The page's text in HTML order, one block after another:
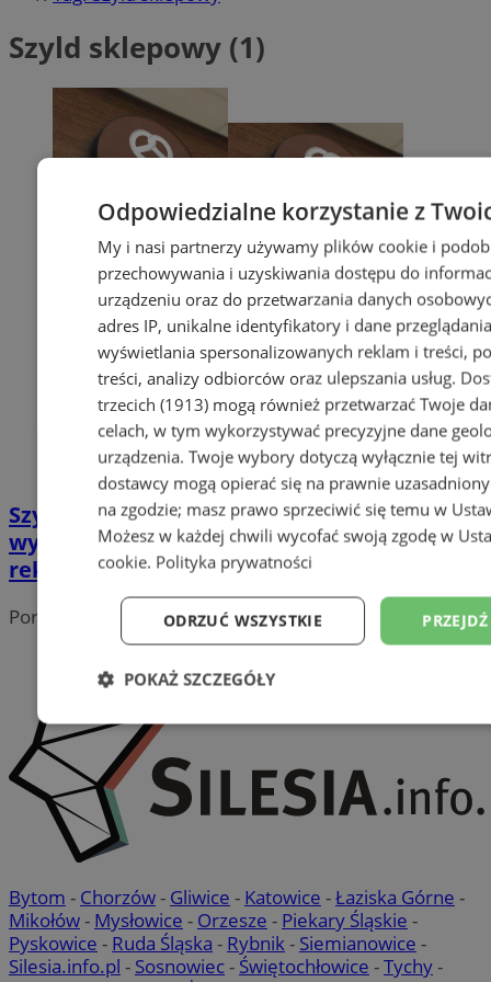
Szyld sklepowy (1)
Szyld sklepowy w nowej odsłonie –
wykorzystaj potencjał kasetonów
reklamowych LED!
Portal należy do sieci
Bytom - Chorzów- Gliwice - Katowice -Łaziska Górne -
Mikołów- Mysłowice - Orzesze - Piekary Śląskie -
Pyskowice - Ruda Śląska - Rybnik- Siemianowice -
Silesia.info.pl - Sosnowiec- Świętochłowice -Tychy-
Odpowiedzialne korzystanie z
My i nasi partnerzy używamy plików cookie i
przechowywania i uzyskiwania dostępu do
urządzeniu oraz do przetwarzania danych
adres IP, unikalne identyfikatory i dane
wyświetlania spersonalizowanych reklam i treści,
treści, analizy odbiorców oraz ulepszania usług.
trzecich (1913)mogą również przetwarzać Twoje
celach, w tym wykorzystywać precyzyjne dane
urządzenia. Twoje wybory dotyczą wyłącznie tej
dostawcy mogą opierać się na prawnie
na zgodzie; masz prawo sprzeciwić się temu w
Możesz w każdej chwili wycofać swoją zgodę w
cookie. Polityka prywatności
ODRZUĆ WSZYSTKIE
POKAŻ SZCZEGÓŁY
Niezbędne Wydajność Targetowanie
Niesklasyfikowane
Niezbędne Wydajność Targetowanie